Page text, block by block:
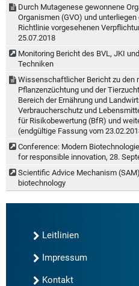
Durch Mutagenese gewonnene
Organismen (GVO) und
Richtlinie vorgesehenen
25.07.2018
Monitoring Bericht des BVL, JKI
Techniken
Wissenschaftlicher Bericht zu den
Pflanzenzüchtung und der
Bereich der Ernährung und
Verbraucherschutz und
für Risikobewertung (BfR) und
(endgültige Fassung vom
Conference: Modern
for responsible innovation, 28.
Scientific Advice Mechanism
biotechnology
Leitlinien
Impressum
Kontakt